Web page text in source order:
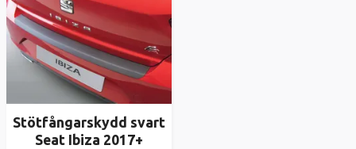
Stötfångarskydd svart
Seat Ibiza 2017+